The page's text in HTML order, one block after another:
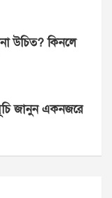
উচিত? কিনলে
জানুন একনজরে